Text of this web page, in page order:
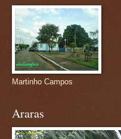
Martinho Campos
Araras